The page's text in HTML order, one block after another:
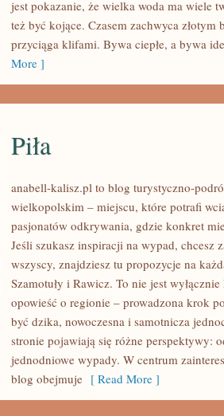
jest pokazanie, że wielka woda ma wiele
też być kojące. Czasem zachwyca złotym
przyciąga klifami. Bywa ciepłe, a bywa
More ]
PIŁA
Piła
anabell-kalisz.pl to blog turystyczno-
wielkopolskim – miejscu, które potrafi
pasjonatów odkrywania, gdzie konkret
Jeśli szukasz inspiracji na wypad, chcesz
wszyscy, znajdziesz tu propozycje na
Szamotuły i Rawicz. To nie jest
opowieść o regionie – prowadzona krok
być dzika, nowoczesna i samotnicza
stronie pojawiają się różne perspektywy:
jednodniowe wypady. W centrum
blog obejmuje [ Read More ]